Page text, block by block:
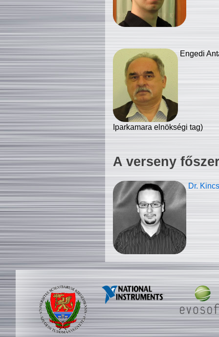
Engedi
Iparkamara elnökségi tag)
A verseny
Dr.